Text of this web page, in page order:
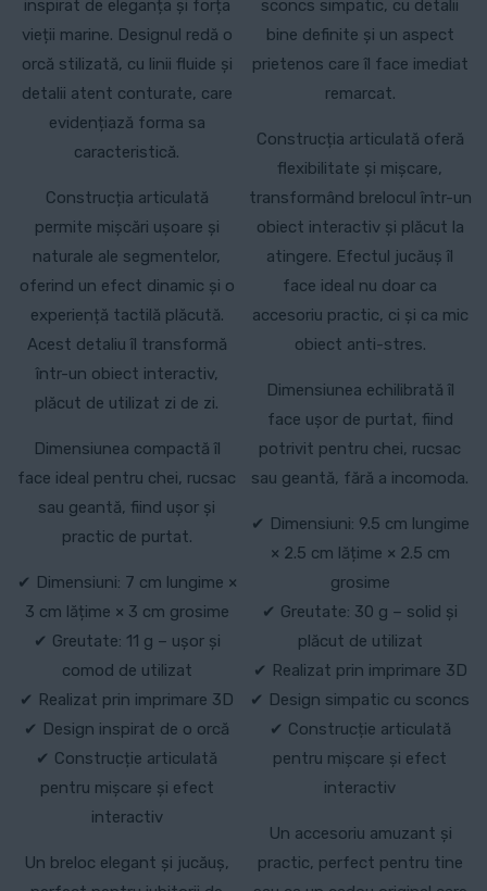
inspirat de eleganța și forța
vieții marine. Designul redă o
orcă stilizată, cu linii fluide și
detalii atent conturate, care
evidențiază forma sa
caracteristică.
Construcția articulată
permite mișcări ușoare și
naturale ale segmentelor,
oferind un efect dinamic și o
experiență tactilă plăcută.
Acest detaliu îl transformă
într-un obiect interactiv,
plăcut de utilizat zi de zi.
Dimensiunea compactă îl
face ideal pentru chei, rucsac
sau geantă, fiind ușor și
practic de purtat.
✔ Dimensiuni: 7 cm lungime ×
3 cm lățime × 3 cm grosime
✔ Greutate: 11 g – ușor și
comod de utilizat
✔ Realizat prin imprimare 3D
✔ Design inspirat de o orcă
✔ Construcție articulată
pentru mișcare și efect
interactiv
Un breloc elegant și jucăuș,
sconcs simpatic, cu detalii
bine definite și un aspect
prietenos care îl face imediat
remarcat.
Construcția articulată oferă
flexibilitate și mișcare,
transformând brelocul într-un
obiect interactiv și plăcut la
atingere. Efectul jucăuș îl
face ideal nu doar ca
accesoriu practic, ci și ca mic
obiect anti-stres.
Dimensiunea echilibrată îl
face ușor de purtat, fiind
potrivit pentru chei, rucsac
sau geantă, fără a incomoda.
✔ Dimensiuni: 9.5 cm lungime
× 2.5 cm lățime × 2.5 cm
grosime
✔ Greutate: 30 g – solid și
plăcut de utilizat
✔ Realizat prin imprimare 3D
✔ Design simpatic cu sconcs
✔ Construcție articulată
pentru mișcare și efect
interactiv
Un accesoriu amuzant și
practic, perfect pentru tine